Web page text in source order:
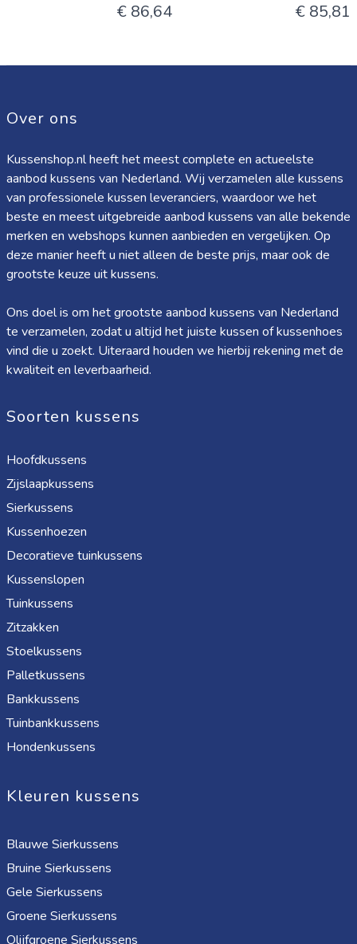
€ 86,64 € 85,81
Over ons
Kussenshop.nl heeft het meest complete en actueelste
aanbod kussens van Nederland. Wij verzamelen alle kussens
van professionele kussen leveranciers, waardoor we het
beste en meest uitgebreide aanbod kussens van alle bekende
merken en webshops kunnen aanbieden en vergelijken. Op
deze manier heeft u niet alleen de beste prijs, maar ook de
grootste keuze uit kussens.
Ons doel is om het grootste aanbod kussens van Nederland
te verzamelen, zodat u altijd het juiste kussen of kussenhoes
vind die u zoekt. Uiteraard houden we hierbij rekening met de
kwaliteit en leverbaarheid.
Soorten kussens
Hoofdkussens
Zijslaapkussens
Sierkussens
Kussenhoezen
Decoratieve tuinkussens
Kussenslopen
Tuinkussens
Zitzakken
Stoelkussens
Palletkussens
Bankkussens
Tuinbankkussens
Hondenkussens
Kleuren kussens
Blauwe Sierkussens
Bruine Sierkussens
Gele Sierkussens
Groene Sierkussens
Olijfgroene Sierkussens